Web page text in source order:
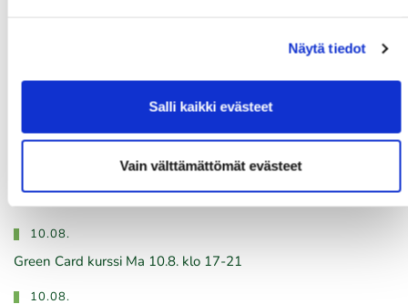
Näytä tiedot
Salli kaikki evästeet
Vain välttämättömät evästeet
IKH Milwaukee Open
10.08.
Green Card kurssi Ma 10.8. klo 17-21
10.08.